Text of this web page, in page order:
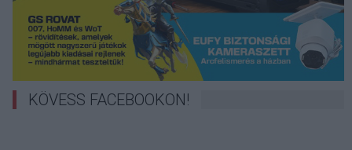
KÖVESS FACEBOOKON!